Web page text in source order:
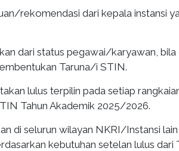
rekomendasi dari kepala instansi
dari status pegawai/karyawan, bila
Taruna/i STIN.
lulus terpilin pada setiap
Tahun Akademik 2025/2026.
di selurun wilayan NKRI/Instansi
kebutuhan setelan lulus dari